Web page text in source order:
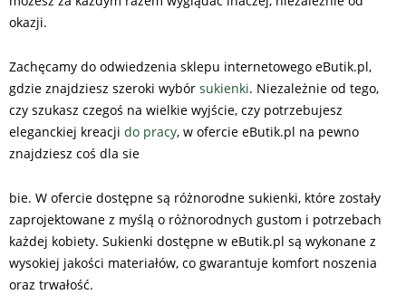
okazji.
Zachęcamy do odwiedzenia sklepu internetowego eButik.pl,
gdzie znajdziesz szeroki wybór sukienki. Niezależnie od tego,
czy szukasz czegoś na wielkie wyjście, czy potrzebujesz
eleganckiej kreacji do pracy, w ofercie eButik.pl na pewno
znajdziesz coś dla sie
bie. W ofercie dostępne są różnorodne sukienki, które zostały
zaprojektowane z myślą o różnorodnych gustom i potrzebach
każdej kobiety. Sukienki dostępne w eButik.pl są wykonane z
wysokiej jakości materiałów, co gwarantuje komfort noszenia
oraz trwałość.